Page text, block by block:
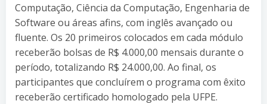
Computação, Ciência da Computação, Engenharia de
Software ou áreas afins, com inglês avançado ou
fluente. Os 20 primeiros colocados em cada módulo
receberão bolsas de R$ 4.000,00 mensais durante o
período, totalizando R$ 24.000,00. Ao final, os
participantes que concluírem o programa com êxito
receberão certificado homologado pela UFPE.